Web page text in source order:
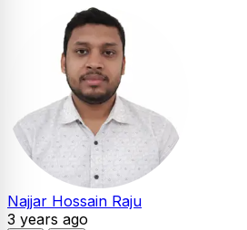
Najjar Hossain Raju
3 years ago